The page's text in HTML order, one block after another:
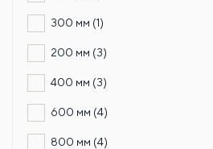
300 мм (1)
200 мм (3)
400 мм (3)
600 мм (4)
800 мм (4)